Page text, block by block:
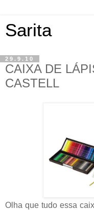
Sarita
29.9.10
CAIXA DE
CASTELL
Olha que tudo essa